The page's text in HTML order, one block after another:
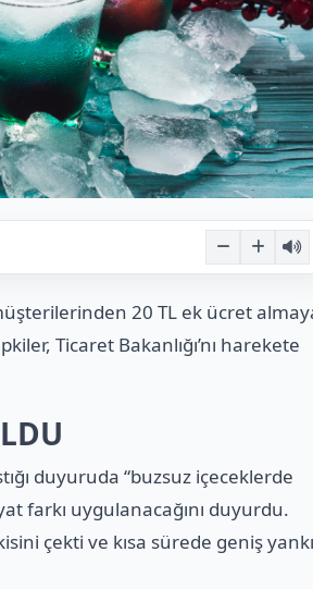
20 TL ek ücret
Ticaret Bakanlığı’nı harekete
duyuruda “buzsuz içeceklerde
farkı uygulanacağını duyurdu.
çekti ve kısa sürede geniş yankı